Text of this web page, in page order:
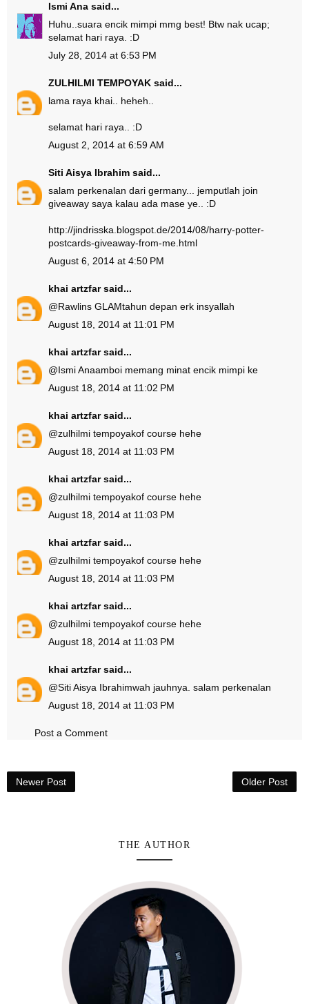
Ismi Ana said...
Huhu..suara encik mimpi mmg best! Btw nak ucap;
selamat hari raya. :D
July 28, 2014 at 6:53 PM
ZULHILMI TEMPOYAK said...
lama raya khai.. heheh..
selamat hari raya.. :D
August 2, 2014 at 6:59 AM
Siti Aisya Ibrahim said...
salam perkenalan dari germany... jemputlah join
giveaway saya kalau ada mase ye.. :D
http://jindrisska.blogspot.de/2014/08/harry-potter-
postcards-giveaway-from-me.html
August 6, 2014 at 4:50 PM
khai artzfarsaid...
@Rawlins GLAMtahun depan erk insyallah
August 18, 2014 at 11:01 PM
khai artzfarsaid...
@Ismi Anaamboi memang minat encik mimpi ke
August 18, 2014 at 11:02 PM
khai artzfarsaid...
@zulhilmi tempoyakof course hehe
August 18, 2014 at 11:03 PM
khai artzfarsaid...
@zulhilmi tempoyakof course hehe
August 18, 2014 at 11:03 PM
khai artzfarsaid...
@zulhilmi tempoyakof course hehe
August 18, 2014 at 11:03 PM
khai artzfarsaid...
@zulhilmi tempoyakof course hehe
August 18, 2014 at 11:03 PM
khai artzfarsaid...
@Siti Aisya Ibrahimwah jauhnya. salam perkenalan
August 18, 2014 at 11:03 PM
Post a Comment
Newer Post Older Post
THE AUTHOR